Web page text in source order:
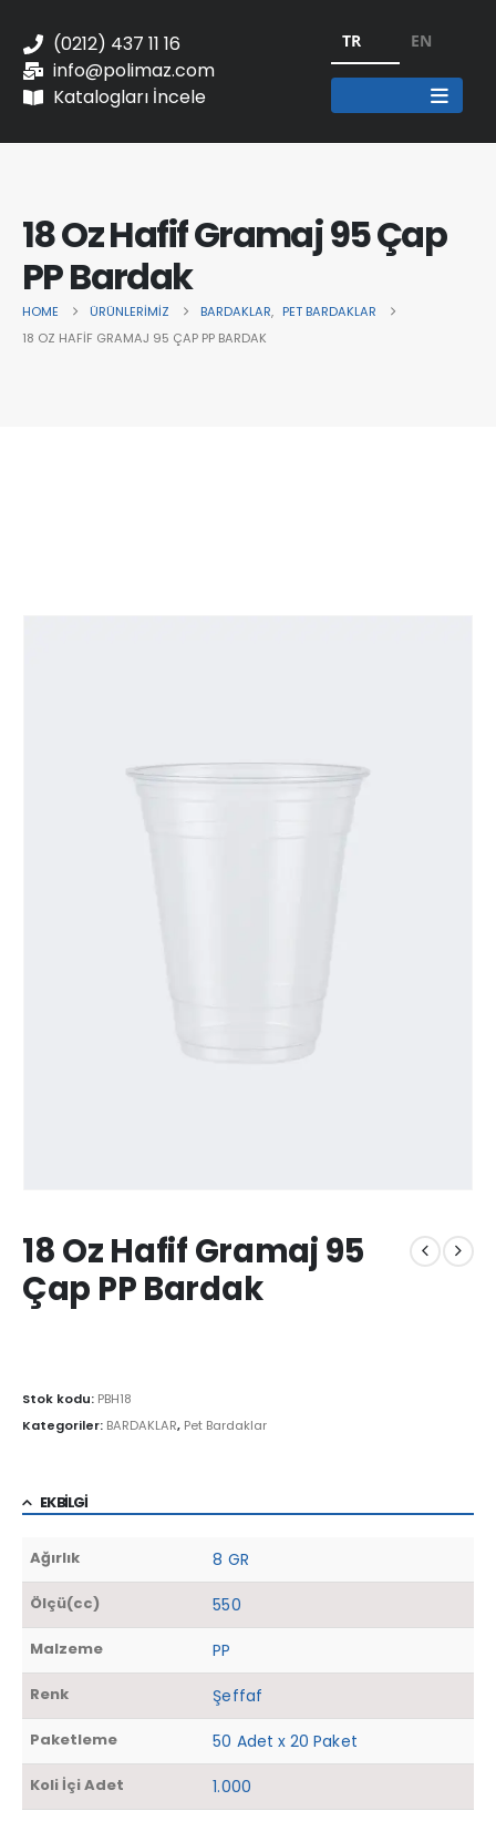
(0212) 437 11 16
info@polimaz.com
Katalogları İncele
TR EN
18 Oz Hafif Gramaj 95 Çap
PP Bardak
HOME ÜRÜNLERIMIZ BARDAKLAR, PET BARDAKLAR
18 OZ HAFIF GRAMAJ 95 ÇAP PP BARDAK
18 Oz Hafif Gramaj 95
Çap PP Bardak
Stok kodu: PBH18
Kategoriler: BARDAKLAR, Pet Bardaklar
EK BILGI
Ağırlık 8 GR
Ölçü(cc) 550
Malzeme PP
Renk Şeffaf
Paketleme 50 Adet x 20 Paket
Koli İçi Adet 1.000